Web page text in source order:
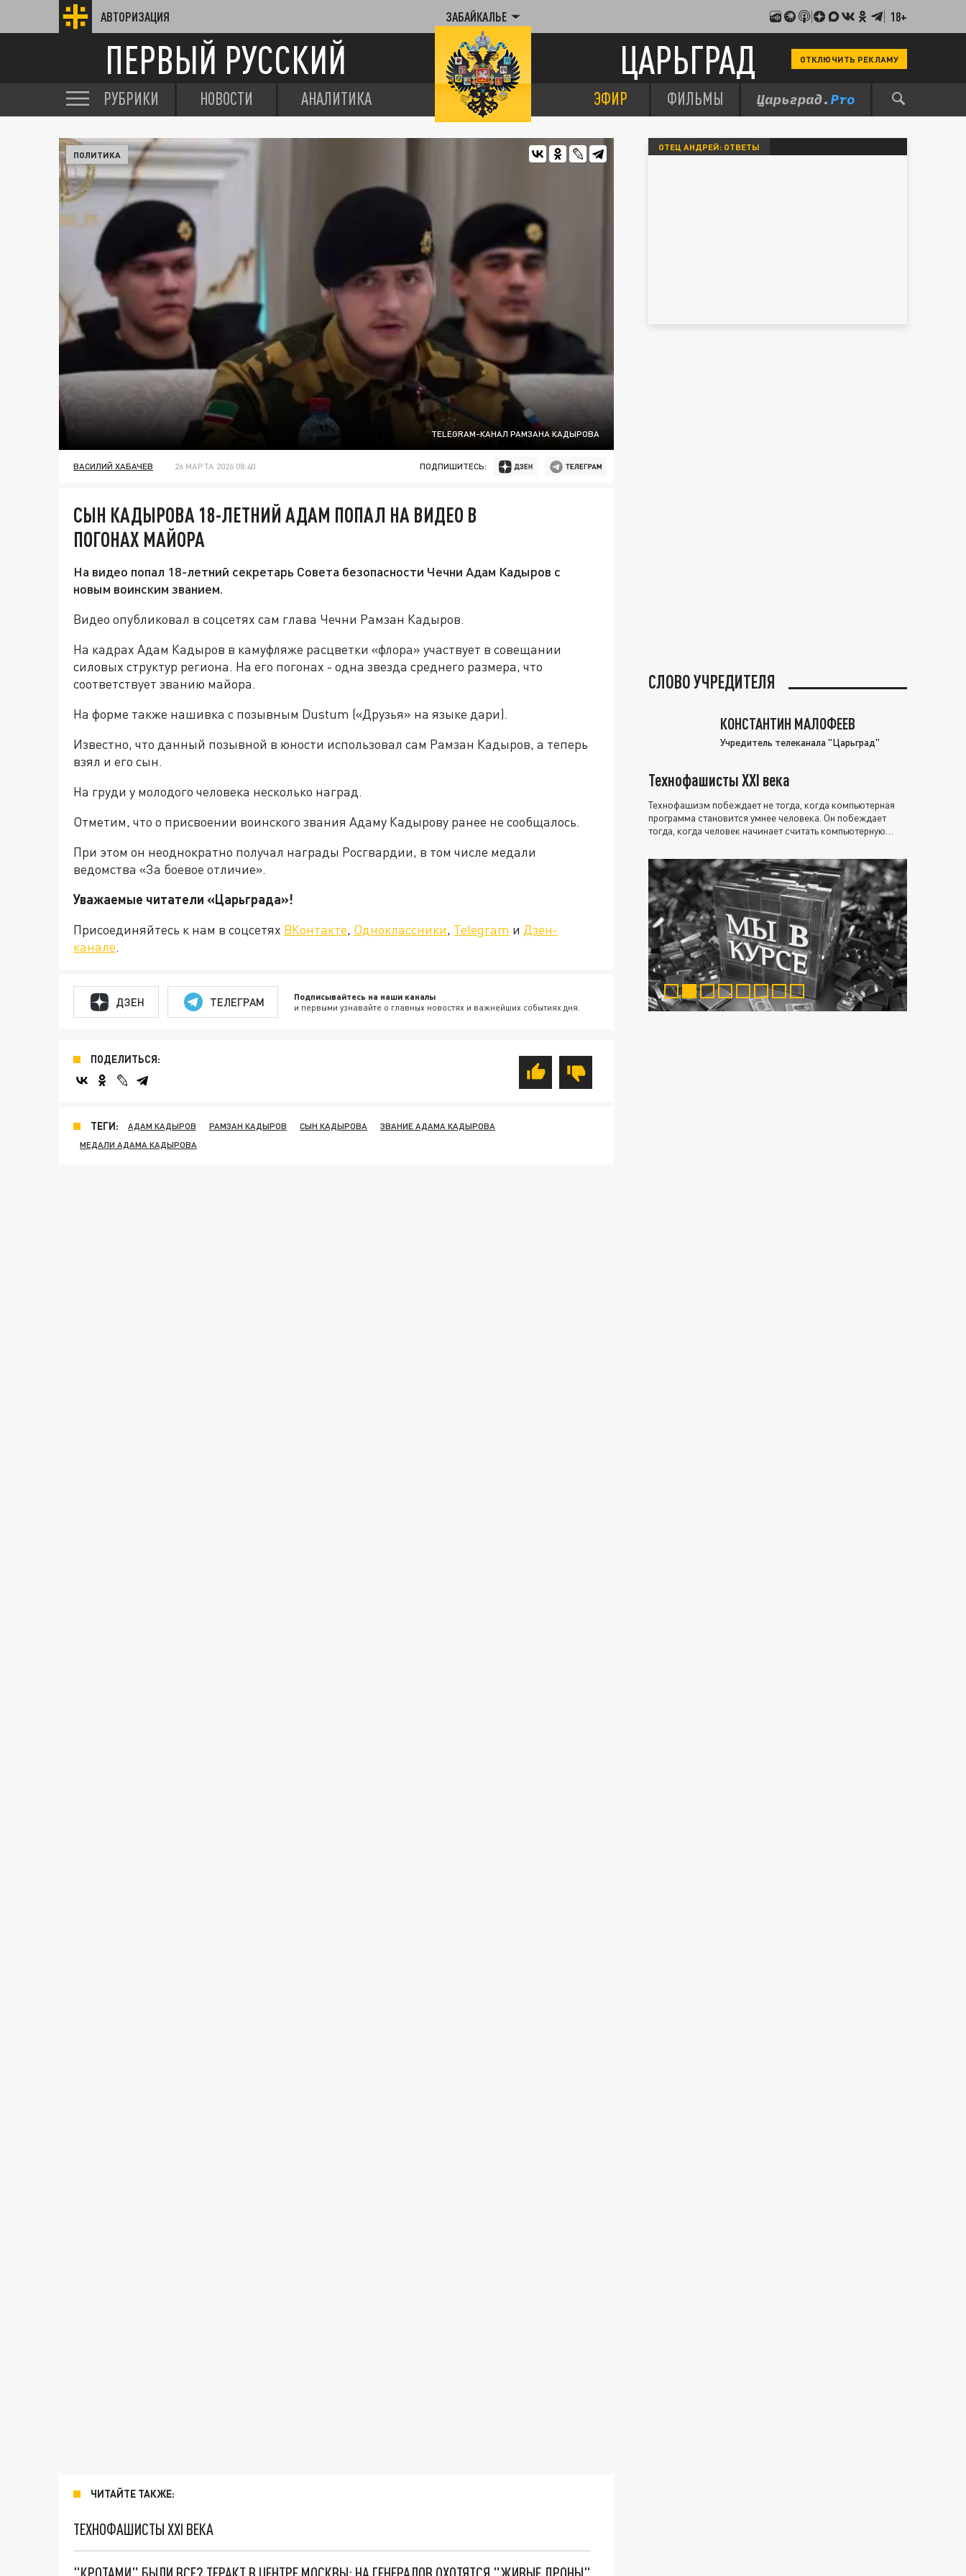
АВТОРИЗАЦИЯ ЗАБАЙКАЛЬЕ 18+
ПЕРВЫЙ РУССКИЙ ЦАРЬГРАД ОТКЛЮЧИТЬ РЕКЛАМУ
РУБРИКИ НОВОСТИ АНАЛИТИКА ЭФИР ФИЛЬМЫ
TELEGRAM-КАНАЛ РАМЗАНА КАДЫРОВА
ПОЛИТИКА
ВАСИЛИЙ ХАБАЧЕВ 26 МАРТА 2026 08:40 ПОДПИШИТЕСЬ:
СЫН КАДЫРОВА 18-ЛЕТНИЙ АДАМ ПОПАЛ НА ВИДЕО В
ПОГОНАХ МАЙОРА
На видео попал 18-летний секретарь Совета безопасности Чечни Адам Кадыров с
новым воинским званием.
Видео опубликовал в соцсетях сам глава Чечни Рамзан Кадыров.
На кадрах Адам Кадыров в камуфляже расцветки «флора» участвует в совещании
силовых структур региона. На его погонах - одна звезда среднего размера, что
соответствует званию майора.
На форме также нашивка с позывным Dustum («Друзья» на языке дари).
Известно, что данный позывной в юности использовал сам Рамзан Кадыров, а теперь
взял и его сын.
На груди у молодого человека несколько наград.
Отметим, что о присвоении воинского звания Адаму Кадырову ранее не сообщалось.
При этом он неоднократно получал награды Росгвардии, в том числе медали
ведомства «За боевое отличие».
Уважаемые читатели «Царьграда»!
Присоединяйтесь к нам в соцсетях ВКонтакте, Одноклассники, Telegram и Дзен-
канале.
ДЗЕН ТЕЛЕГРАМ Подписывайтесь на наши каналы
и первыми узнавайте о главных новостях и важнейших событиях дня.
ПОДЕЛИТЬСЯ:
ТЕГИ: АДАМ КАДЫРОВ РАМЗАН КАДЫРОВ СЫН КАДЫРОВА
ЗВАНИЕ АДАМА КАДЫРОВА
МЕДАЛИ АДАМА КАДЫРОВА
ЧИТАЙТЕ ТАКЖЕ:
ТЕХНОФАШИСТЫ XXI ВЕКА
ОТЕЦ АНДРЕЙ: ОТВЕТЫ
СЛОВО УЧРЕДИТЕЛЯ
КОНСТАНТИН МАЛОФЕЕВ
Учредитель телеканала "Царьград"
Технофашисты XXI века
Технофашизм побеждает не тогда, когда компьютерная
программа становится умнее человека. Он побеждает
тогда, когда человек начинает считать компьютерную